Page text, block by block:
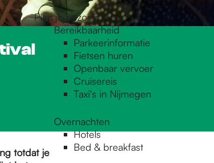
Plan je bezoek
Bereikbaarheid
Parkeerinformatie
Fietsen huren
Openbaar vervoer
Cruisereis
Taxi's in Nijmegen
Overnachten
Hotels
Bed & breakfast
totdat je